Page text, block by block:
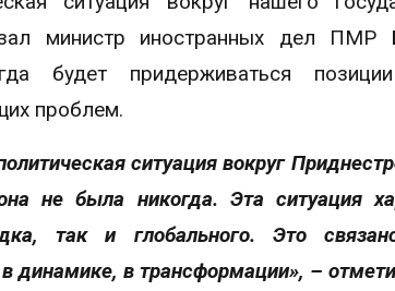
министр иностранных дел ПМР
будет придерживаться
проблем.
ситуация вокруг
не была никогда. Эта ситуация
так и глобального. Это
динамике, в трансформации», ­­–